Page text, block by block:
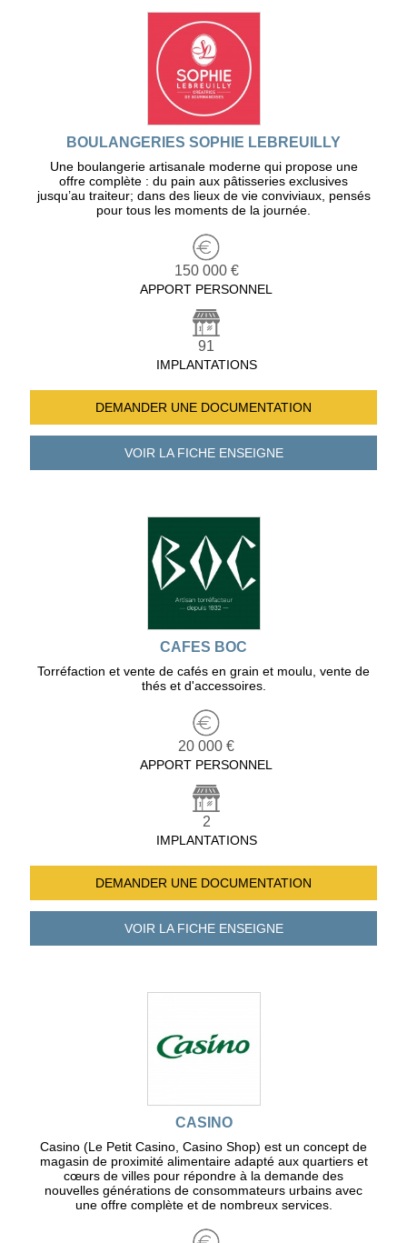
BOULANGERIES SOPHIE LEBREUILLY
Une boulangerie artisanale moderne qui propose une
offre complète : du pain aux pâtisseries exclusives
jusqu’au traiteur; dans des lieux de vie conviviaux, pensés
pour tous les moments de la journée.
150 000 €
APPORT PERSONNEL
91
IMPLANTATIONS
DEMANDER UNE DOCUMENTATION
VOIR LA FICHEENSEIGNE
CAFES BOC
Torréfaction et vente de cafés en grain et moulu, vente de
thés et d'accessoires.
20 000 €
APPORT PERSONNEL
2
IMPLANTATIONS
DEMANDER UNE DOCUMENTATION
VOIR LA FICHEENSEIGNE
CASINO
Casino (Le Petit Casino, Casino Shop) est un concept de
magasin de proximité alimentaire adapté aux quartiers et
cœurs de villes pour répondre à la demande des
nouvelles générations de consommateurs urbains avec
une offre complète et de nombreux services.